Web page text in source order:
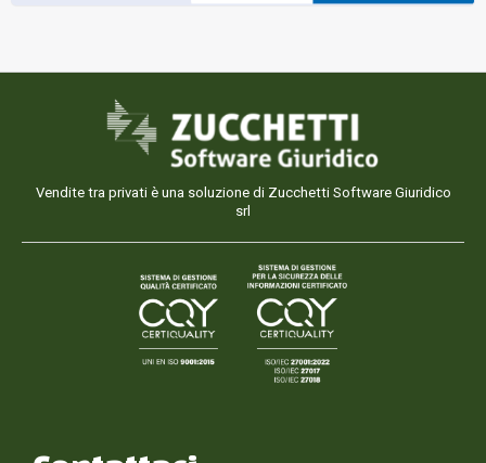
Vendite tra privati è una soluzione di Zucchetti Software Giuridico
srl